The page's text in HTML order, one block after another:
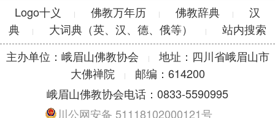
Logo十义 | 佛教万年历 | 佛教辞典 |
汉
典
| 大词典（英、汉、德、俄等） |
站内搜索
主办单位：峨眉山佛教协会
|
地址：四川省峨眉山市
大佛禅院
|
邮编：614200
峨眉山佛教协会电话：0833-5590995
川公网安备 51118102000121号